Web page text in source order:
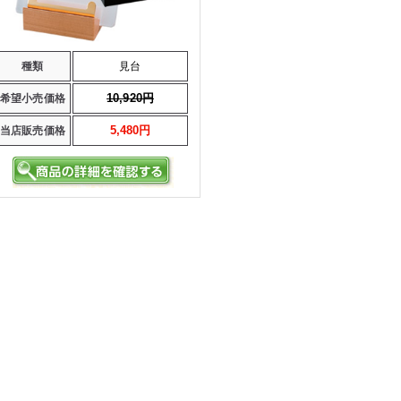
種類 見台
希望小売価格 10,920円
当店販売価格 5,480円